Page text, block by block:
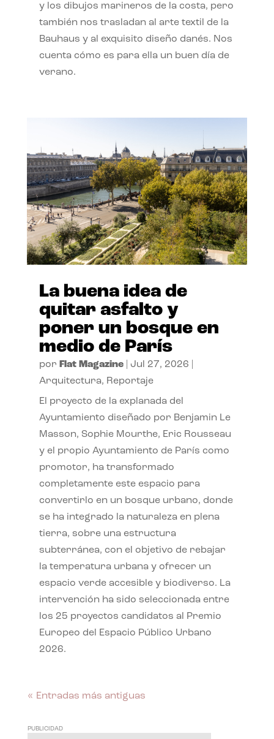
y los dibujos marineros de la costa, pero
también nos trasladan al arte textil de la
Bauhaus y al exquisito diseño danés. Nos
cuenta cómo es para ella un buen día de
verano.
La buena idea de
quitar asfalto y
poner un bosque en
medio de París
por Flat Magazine| Jul 27, 2026
Arquitectura, Reportaje
El proyecto de la explanada del
Ayuntamiento diseñado por Benjamin Le
Masson, Sophie Mourthe, Eric Rousseau
y el propio Ayuntamiento de París como
promotor, ha transformado
completamente este espacio para
convertirlo en un bosque urbano, donde
se ha integrado la naturaleza en plena
tierra, sobre una estructura
subterránea, con el objetivo de rebajar
la temperatura urbana y ofrecer un
espacio verde accesible y biodiverso. La
intervención ha sido seleccionada entre
los 25 proyectos candidatos al Premio
Europeo del Espacio Público Urbano
2026.
« Entradas más antiguas
PUBLICIDAD